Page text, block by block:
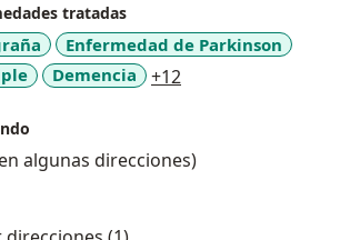
tratadas
Enfermedad de Parkinson
Demencia +12
algunas direcciones)